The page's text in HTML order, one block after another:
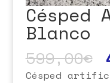
Blanco
599,00€
Césped